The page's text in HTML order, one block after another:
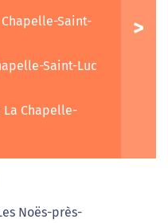
Chapelle-Saint-
Saint-Luc
Chapelle-
Noës-près-